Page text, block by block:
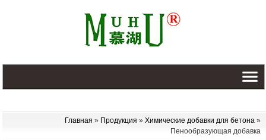
Главная » Продукция »Химические добавки для бетона »
Пенообразующая добавка